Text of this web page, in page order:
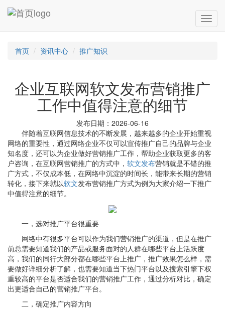
首页 资讯中心 推广知识
企业互联网软文发布营销推广
工作中值得注意的细节
发布日期：2026-06-16
伴随着互联网信息技术的不断发展，越来越多的企业开始重视
网络的重要性，通过网络企业不仅可以宣传推广自己的品牌与企业
知名度，还可以为企业做好营销推广工作，帮助企业获取更多的客
户咨询，在互联网营销推广的方式中， 软文发布营销就是不错的推
广方式，不仅成本低，在网络中沉淀的时间长，能带来长期的营销
转化，接下来就以软文发布营销推广方式为例为大家介绍一下推广
中值得注意的细节。
一，选对推广平台很重要
网络中有很多平台可以作为我们营销推广的渠道，但是在推广
前总需要知道我们的产品或服务面对的人群在哪些平台上活跃度
高，我们的同行大部分都在哪些平台上推广，推广效果怎么样，需
要做好详细分析了解，也需要知道当下热门平台以及搜索引擎下权
重较高的平台是否适合我们的营销推广工作，通过分析对比，确定
出更适合自己的营销推广平台。
二，确定推广内容方向